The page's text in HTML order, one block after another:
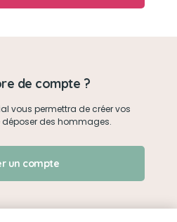
mémorial
nous ?
contacter
connecte
de compte ?
vous permettra de créer vos
des hommages.
un compte